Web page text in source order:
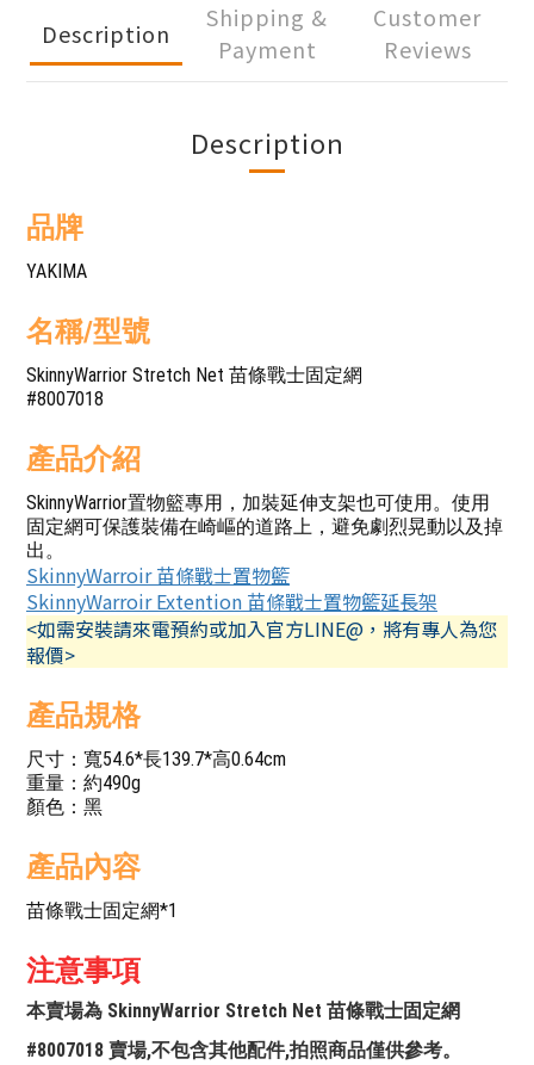
Description
Shipping &
Payment
Customer
Reviews
Description
品牌
YAKIMA
名稱/型號
SkinnyWarrior Stretch Net 苗條戰士固定網
#8007018
產品介紹
SkinnyWarrior置物籃專用，加裝延伸支架也可使用。使用
固定網可保護裝備在崎嶇的道路上，避免劇烈晃動以及掉
出。
SkinnyWarroir 苗條戰士置物籃
SkinnyWarroir Extention 苗條戰士置物籃延長架
<如需安裝請來電預約或加入官方LINE@，將有專人為您
報價>
產品規格
尺寸：寬54.6*長139.7*高0.64cm
重量：約490g
顏色：黑
產品內容
苗條戰士固定網*1
注意事項
本賣場為 SkinnyWarrior Stretch Net 苗條戰士固定網
#8007018 賣場,不包含其他配件,拍照商品僅供參考。